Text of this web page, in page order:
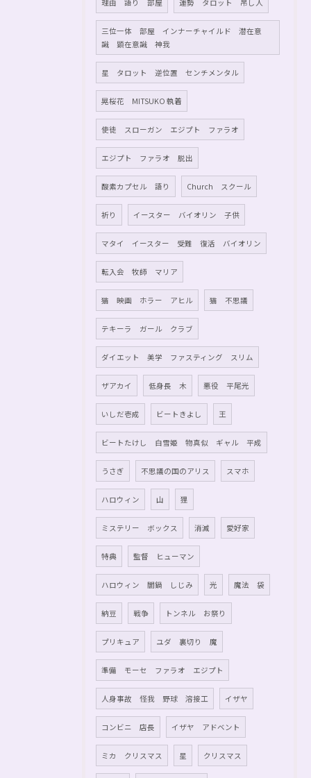
理由 語り 部屋 運勢 タロット 吊し人
三位一体 部屋 インナーチャイルド 潜在意
識 顕在意識 神我
星 タロット 逆位置 センチメンタル
晃桜花 MITSUKO 執着
使徒 スローガン エジプト ファラオ
エジプト ファラオ 脱出
酸素カプセル 語り Church スクール
祈り イースター バイオリン 子供
マタイ イースター 受難 復活 バイオリン
転入会 牧師 マリア
猫 映画 ホラー アヒル 猫 不思議
テキーラ ガール クラブ
ダイエット 美学 ファスティング スリム
ザアカイ 低身長 木 悪役 平尾光
いしだ壱成 ビートきよし 王
ビートたけし 白雪姫 物真似 ギャル 平成
うさぎ 不思議の国のアリス スマホ
ハロウィン 山 狸
ミステリー ボックス 消滅 愛好家
特典 監督 ヒューマン
ハロウィン 闇鍋 しじみ 光 魔法 袋
納豆 戦争 トンネル お祭り
プリキュア ユダ 裏切り 魔
準備 モーセ ファラオ エジプト
人身事故 怪我 野球 溶接工 イザヤ
コンビニ 店長 イザヤ アドベント
ミカ クリスマス 星 クリスマス